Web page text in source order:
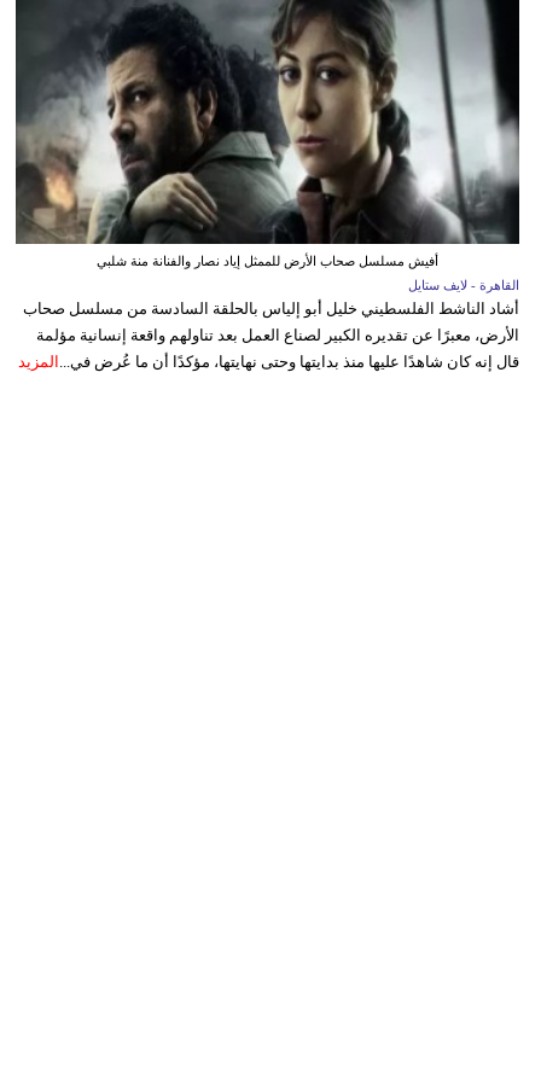
أفيش مسلسل صحاب الأرض للممثل إياد نصار والفنانة منة شلبي
القاهرة - لايف ستايل
أشاد الناشط الفلسطيني خليل أبو إلياس بالحلقة السادسة من مسلسل صحاب
الأرض، معبرًا عن تقديره الكبير لصناع العمل بعد تناولهم واقعة إنسانية مؤلمة
قال إنه كان شاهدًا عليها منذ بدايتها وحتى نهايتها، مؤكدًا أن ما عُرض في... المزيد